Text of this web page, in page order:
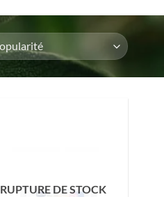
RUPTURE DE STOCK